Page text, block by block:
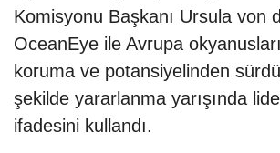
Komisyonu Başkanı Ursula von
OceanEye ile Avrupa
koruma ve potansiyelinden
şekilde yararlanma yarışında
ifadesini kullandı.